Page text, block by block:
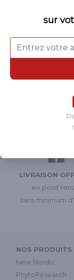
LES 7
COMPLÉMENT
PRIX
LIVRAISON
en point
sans minimum
NOS PRODUITS
New Nordic
PhytoResearch